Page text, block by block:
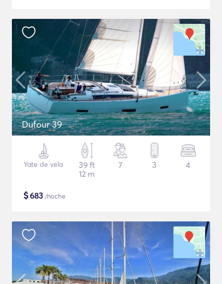
Dufour 39
Yate de vela
39 ft
12 m
7 3 4
$683 /noche